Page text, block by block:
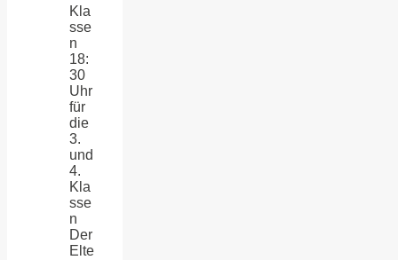
Kla
sse
n
18:
30
Uhr
für
die
3.
und
4.
Kla
sse
n
Der
Elte